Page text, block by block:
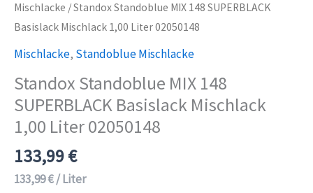
Mischlacke / Standox Standoblue MIX 148 SUPERBLACK
Basislack Mischlack 1,00 Liter 02050148
Mischlacke, Standoblue Mischlacke
Standox Standoblue MIX 148
SUPERBLACK Basislack Mischlack
1,00 Liter 02050148
133,99€
133,99€/Liter